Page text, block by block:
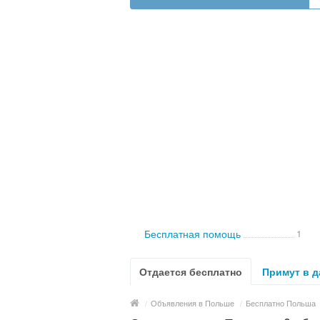
Бесплатная помощь 1
Отдается бесплатно Примут в
/ Объявления в Польше / Бесплатно Польша